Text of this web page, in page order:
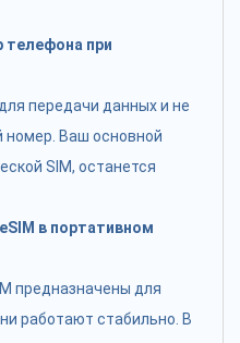
телефона при
передачи данных и не
Ваш основной
SIM, останется
в портативном
предназначены для
работают стабильно. В